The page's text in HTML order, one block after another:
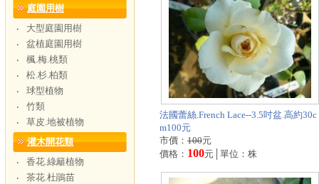
庭園用樹
‧
大型庭園用樹
‧
盆植庭園用樹
‧
楓.梅.桃類
‧
松.杉.柏類
‧
球型植物
‧
竹類
‧
草皮.地被植物
灌木開花類
‧
香花.綠籬植物
‧
茶花.杜鵑苗
法國蕾絲.French Lace--3.5吋盆.高約30c
m100元
市價： 100元
價格： 100元│單位：株